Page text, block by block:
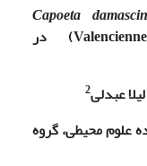
Capoeta
در
عبدلی2
علوم محیطی، گروه